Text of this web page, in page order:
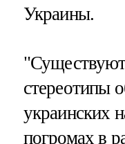
Украины.
стереотипы
украинских
погромах в